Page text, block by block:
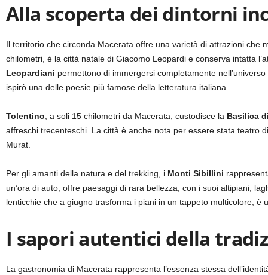
Alla scoperta dei dintorni
Il territorio che circonda Macerata offre una varietà di attrazioni
chilometri, è la città natale di Giacomo Leopardi e conserva intatta
Leopardiani permettono di immergersi completamente
ispirò una delle poesie più famose della letteratura italiana.
Tolentino , a soli 15 chilometri da Macerata, custodisce la Basilica
affreschi trecenteschi. La città è anche nota per essere stata teatro
Murat.
Per gli amanti della natura e del trekking, i Monti Sibillini
un’ora di auto, offre paesaggi di rara bellezza, con i suoi altipiani,
lenticchie che a giugno trasforma i piani in un tappeto multicolore, è
I sapori autentici della
La gastronomia di Macerata rappresenta l’essenza stessa